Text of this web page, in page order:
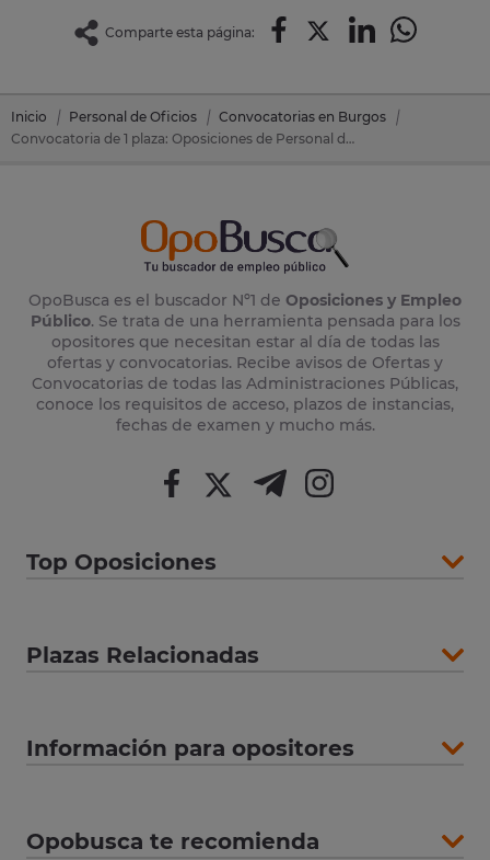
Comparte esta página:
Inicio Personal de Oficios
Convocatorias en Burgos
Convocatoria de 1 plaza: Oposiciones de Personal de Oficios en Aranda De Duero (Burgos)
OpoBusca es el buscador Nº1 de Oposiciones y Empleo
Público. Se trata de una herramienta pensada para los
opositores que necesitan estar al día de todas las
ofertas y convocatorias. Recibe avisos de Ofertas y
Convocatorias de todas las Administraciones Públicas,
conoce los requisitos de acceso, plazos de instancias,
fechas de examen y mucho más.
Top Oposiciones
Plazas Relacionadas
Información para opositores
Opobusca te recomienda